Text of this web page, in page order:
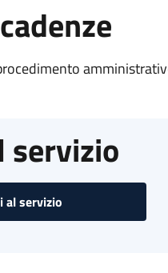
servizio
al servizio